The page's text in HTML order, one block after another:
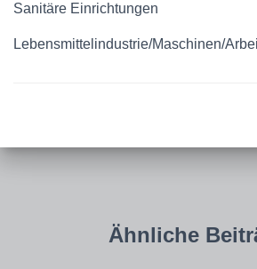
Sanitäre Einrichtungen
Lebensmittelindustrie/Maschinen/
Ähnliche